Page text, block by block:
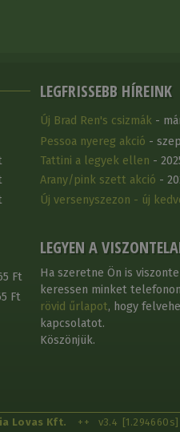
Ft
Ft
LEGFRISSEBB HÍREINK
Új Brad Ren's csizmák-
Pessoa nyereg akció -
Tattini a legyek ellen -
Arany/pink szett akció -
Új versenyszezon - új
LEGYEN A
Ha szeretne Ön is
keressen minket
rövid űrlapot, hogy
kapcsolatot.
Köszönjük.
Lovas Kft. ++ v3.4 [1.294660s]